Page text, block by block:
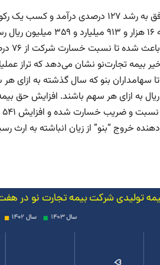
شرکت تنها ۱۶ درصد رشد
تبدیل زیان به سود و شناسایی ۲۴۰ ریال به ازای هر سهم
خروج “بنو” از زیان انباشته به ارث